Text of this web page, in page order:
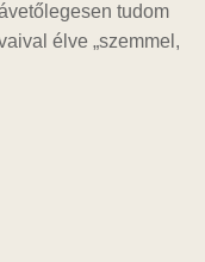
tudom
élve „szemmel,